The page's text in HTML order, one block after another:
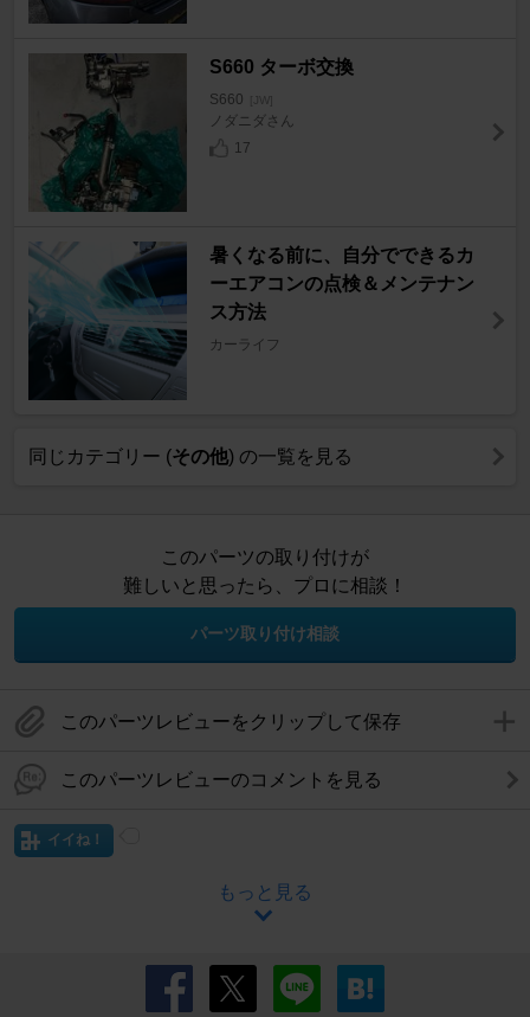
S660 ターボ交換
S660 [JW]
ノダニダさん
17
暑くなる前に、自分でできるカ
ーエアコンの点検＆メンテナン
ス方法
カーライフ
同じカテゴリー (その他) の一覧を見る
このパーツの取り付けが
難しいと思ったら、プロに相談！
パーツ取り付け相談
このパーツレビューをクリップして保存
このパーツレビューのコメントを見る
イイね！
もっと見る